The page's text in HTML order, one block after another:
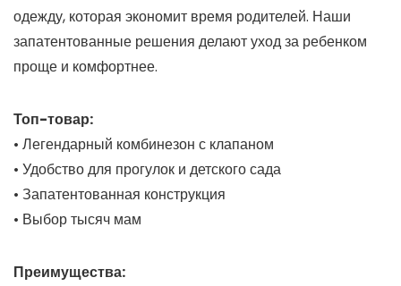
одежду, которая экономит время родителей. Наши
запатентованные решения делают уход за ребенком
проще и комфортнее.
Топ-товар:
• Легендарный комбинезон с клапаном
• Удобство для прогулок и детского сада
• Запатентованная конструкция
• Выбор тысяч мам
Преимущества: